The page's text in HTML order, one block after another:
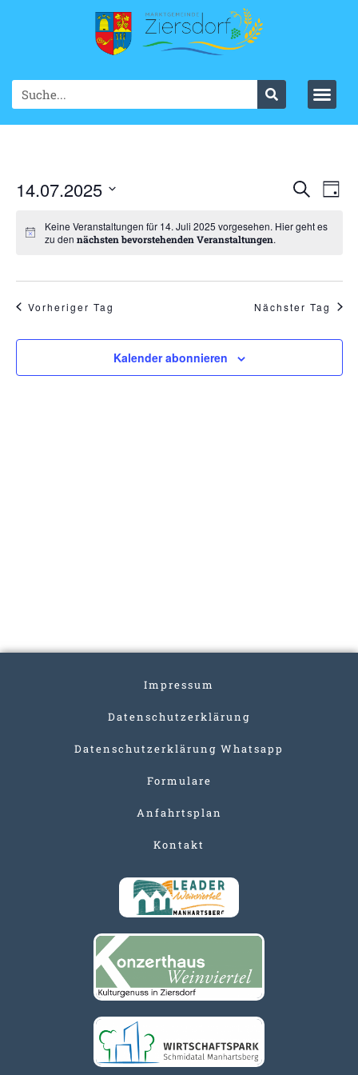
SucheTag
14.07.2025
wählen.Keine Veranstaltungen für 14. Juli 2025 vorgesehen. Hier geht es
zu den nächsten bevorstehenden Veranstaltungen.
Vorheriger Tag Nächster Tag
Kalender abonnieren
Impressum
Datenschutzerklärung
Datenschutzerklärung Whatsapp
Formulare
Anfahrtsplan
Kontakt